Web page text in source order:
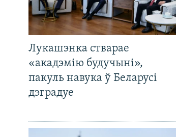
Лукашэнка стварае
«акадэмію будучыні»,
пакуль навука ў Беларусі
дэградуе